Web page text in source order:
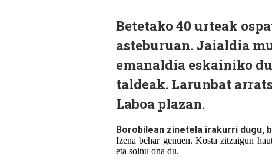
Betetako 40 urteak
asteburuan. Jaialdia
emanaldia eskainiko
taldeak. Larunbat
Laboa plazan.
Borobilean zinetela irakurri dugu,
Izena behar genuen. Kosta zitzaigun
eta soinu ona du.